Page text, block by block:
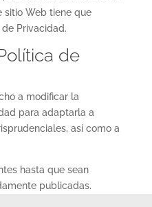
sitio Web tiene que
Privacidad.
de
a modificar la
para adaptarla a
así como a
hasta que sean
publicadas.